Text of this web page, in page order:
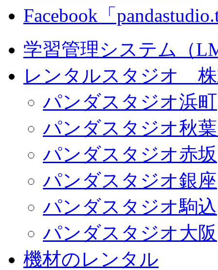
Facebook「
学習管理システム（
レンタルスタジオ 株
パンダスタジオ浜町
パンダスタジオ秋
パンダスタジオ赤坂
パンダスタジオ銀座
パンダスタジオ駒込
パンダスタジオ大阪
機材のレンタル